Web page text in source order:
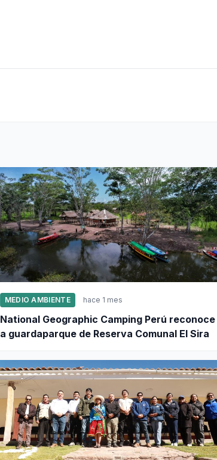
MEDIO AMBIENTE hace 1 mes
National Geographic Camping Perú reconoce
a guardaparque de Reserva Comunal El Sira